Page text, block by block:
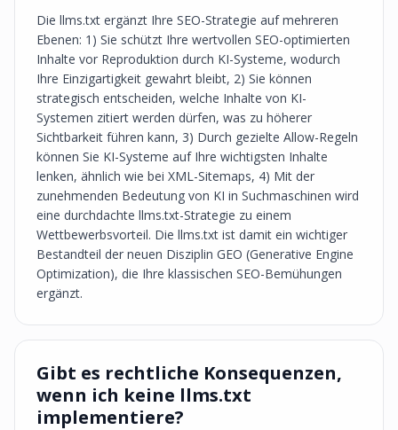
Die llms.txt ergänzt Ihre SEO-Strategie auf mehreren
Ebenen: 1) Sie schützt Ihre wertvollen SEO-optimierten
Inhalte vor Reproduktion durch KI-Systeme, wodurch
Ihre Einzigartigkeit gewahrt bleibt, 2) Sie können
strategisch entscheiden, welche Inhalte von KI-
Systemen zitiert werden dürfen, was zu höherer
Sichtbarkeit führen kann, 3) Durch gezielte Allow-Regeln
können Sie KI-Systeme auf Ihre wichtigsten Inhalte
lenken, ähnlich wie bei XML-Sitemaps, 4) Mit der
zunehmenden Bedeutung von KI in Suchmaschinen wird
eine durchdachte llms.txt-Strategie zu einem
Wettbewerbsvorteil. Die llms.txt ist damit ein wichtiger
Bestandteil der neuen Disziplin GEO (Generative Engine
Optimization), die Ihre klassischen SEO-Bemühungen
ergänzt.
Gibt es rechtliche Konsequenzen,
wenn ich keine llms.txt
implementiere?